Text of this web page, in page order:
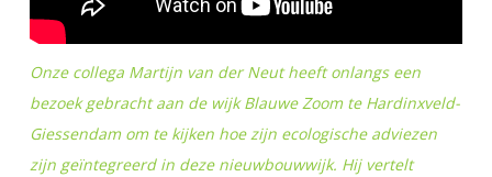
Onze collega Martijn van der Neut heeft onlangs een
bezoek gebracht aan de wijk Blauwe Zoom te Hardinxveld-
Giessendam om te kijken hoe zijn ecologische adviezen
zijn geïntegreerd in deze nieuwbouwwijk. Hij vertelt